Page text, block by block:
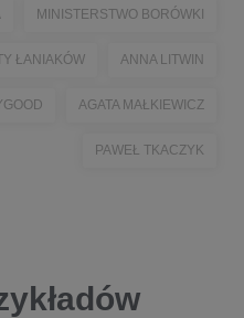
MINISTERSTWO BORÓWKI
ŁANIAKÓW ANNA LITWIN
AGATA MAŁKIEWICZ
PAWEŁ TKACZYK